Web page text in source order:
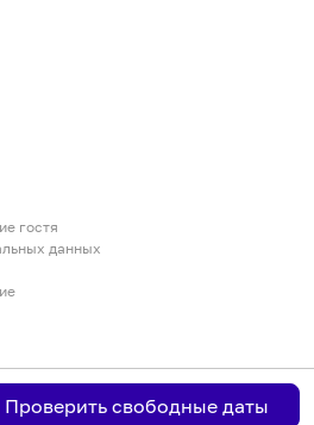
Проверить свободные даты
гостя
данных